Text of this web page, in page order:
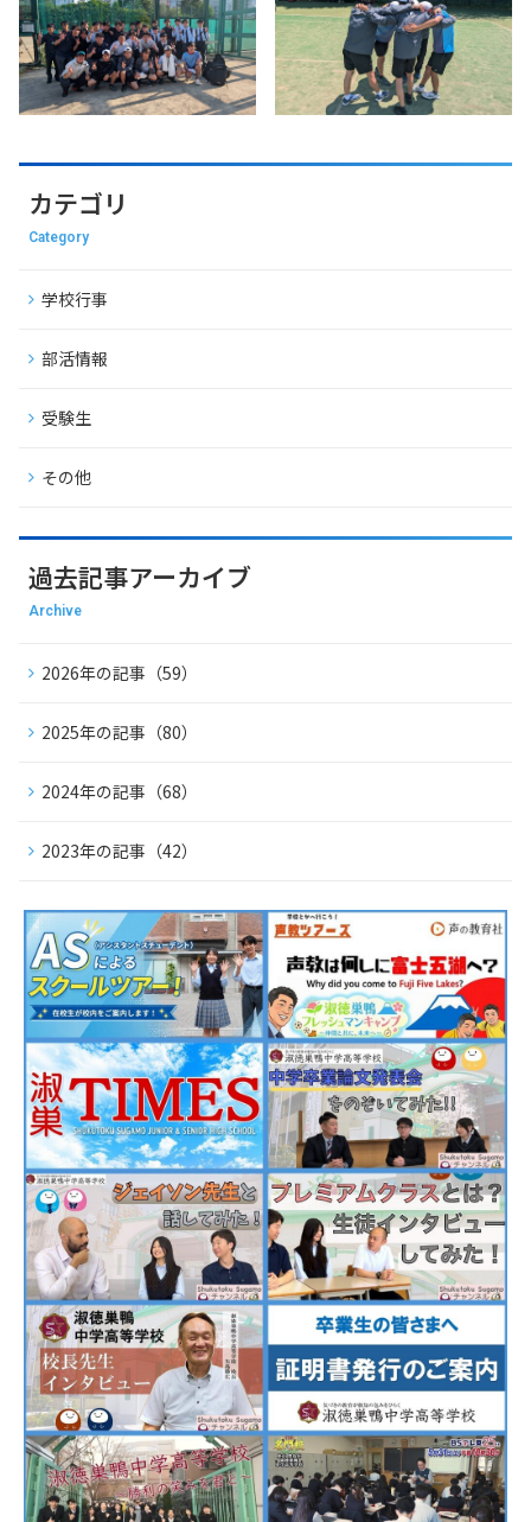
カテゴリ
Category
学校行事
部活情報
受験生
その他
過去記事アーカイブ
Archive
2026年の記事（59）
2025年の記事（80）
2024年の記事（68）
2023年の記事（42）